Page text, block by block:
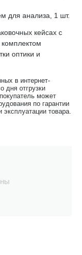
для анализа, 1 шт.
кейсах с
оптики и
в интернет-
дня отгрузки
может
по гарантии
товара.